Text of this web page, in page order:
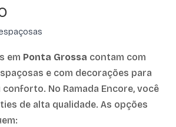
em Ponta Grossa contam com
e com decorações para
No Ramada Encore, você
de alta qualidade. As opções